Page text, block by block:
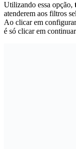
Utilizando essa opção,
atenderem aos filtros
Ao clicar em configurar
é só clicar em